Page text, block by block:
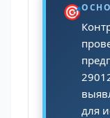
🎯
для